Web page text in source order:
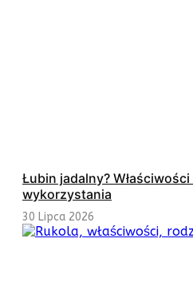
Łubin jadalny?
wykorzystania
30 Lipca 2026